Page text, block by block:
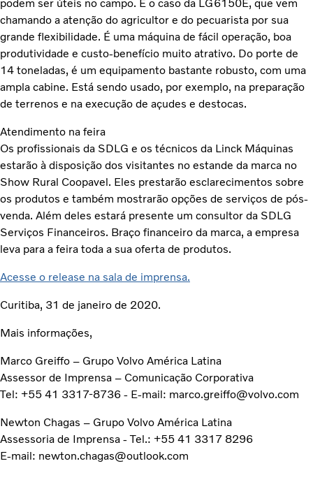
podem ser úteis no campo. É o caso da LG6150E, que vem
chamando a atenção do agricultor e do pecuarista por sua
grande flexibilidade. É uma máquina de fácil operação, boa
produtividade e custo-benefício muito atrativo. Do porte de
14 toneladas, é um equipamento bastante robusto, com uma
ampla cabine. Está sendo usado, por exemplo, na preparação
de terrenos e na execução de açudes e destocas.
Atendimento na feira
Os profissionais da SDLG e os técnicos da Linck Máquinas
estarão à disposição dos visitantes no estande da marca no
Show Rural Coopavel. Eles prestarão esclarecimentos sobre
os produtos e também mostrarão opções de serviços de pós-
venda. Além deles estará presente um consultor da SDLG
Serviços Financeiros. Braço financeiro da marca, a empresa
leva para a feira toda a sua oferta de produtos.
Acesse o release na sala de imprensa.
Curitiba, 31 de janeiro de 2020.
Mais informações,
Marco Greiffo – Grupo Volvo América Latina
Assessor de Imprensa – Comunicação Corporativa
Tel: +55 41 3317-8736 - E-mail: marco.greiffo@volvo.com
Newton Chagas – Grupo Volvo América Latina
Assessoria de Imprensa - Tel.: +55 41 3317 8296
E-mail: newton.chagas@outlook.com